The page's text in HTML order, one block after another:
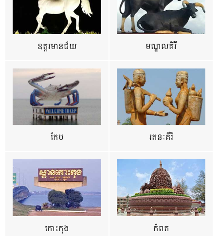
ឧត្ដរមានជ័យ មណ្ឌលគីរី
កែប រតនៈគីរី
កោះកុង កំពត